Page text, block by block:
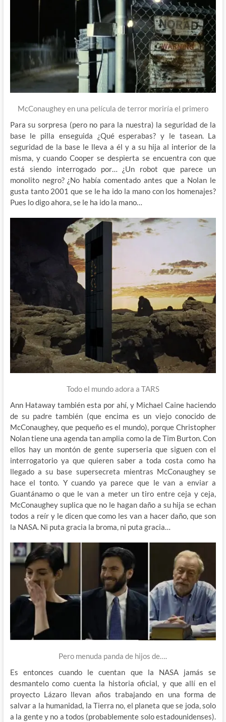
McConaughey en una película de terror moriría el primero
Para su sorpresa (pero no para la nuestra) la seguridad de la
base le pilla enseguida ¿Qué esperabas? y le tasean. La
seguridad de la base le lleva a él y a su hija al interior de la
misma, y cuando Cooper se despierta se encuentra con que
está siendo interrogado por… ¿Un robot que parece un
monolito negro? ¿No había comentado antes que a Nolan le
gusta tanto 2001 que se le ha ido la mano con los homenajes?
Pues lo digo ahora, se le ha ido la mano…
Todo el mundo adora a TARS
Ann Hataway también esta por ahí, y Michael Caine haciendo
de su padre también (que encima es un viejo conocido de
McConaughey, que pequeño es el mundo), porque Christopher
Nolan tiene una agenda tan amplia como la de Tim Burton. Con
ellos hay un montón de gente superseria que siguen con el
interrogatorio ya que quieren saber a toda costa como ha
llegado a su base supersecreta mientras McConaughey se
hace el tonto. Y cuando ya parece que le van a enviar a
Guantánamo o que le van a meter un tiro entre ceja y ceja,
McConaughey suplica que no le hagan daño a su hija se echan
todos a reír y le dicen que como les van a hacer daño, que son
la NASA. Ni puta gracia la broma, ni puta gracia…
Pero menuda panda de hijos de….
Es entonces cuando le cuentan que la NASA jamás se
desmantelo como cuenta la historia oficial, y que allí en el
proyecto Lázaro llevan años trabajando en una forma de
salvar a la humanidad, la Tierra no, el planeta que se joda, solo
a la gente y no a todos (probablemente solo estadounidenses).